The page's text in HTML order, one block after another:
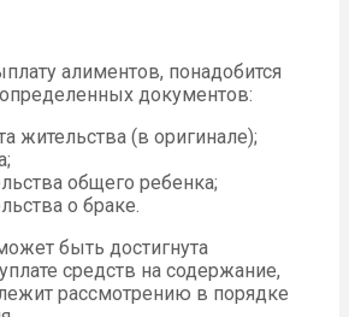
алиментов, понадобится
документов:
жительства (в оригинале);
общего ребенка;
о браке.
быть достигнута
средств на содержание,
рассмотрению в порядке